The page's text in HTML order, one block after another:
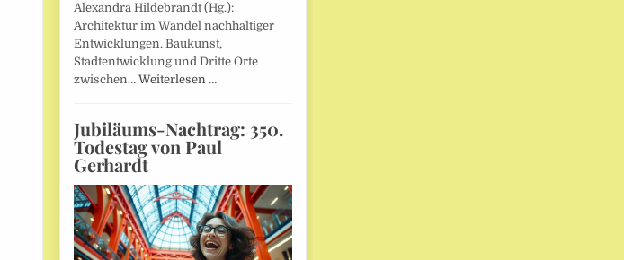
Alexandra Hildebrandt (Hg.):
Architektur im Wandel nachhaltiger
Entwicklungen. Baukunst,
Stadtentwicklung und Dritte Orte
zwischen… Weiterlesen …
Jubiläums-Nachtrag: 350.
Todestag von Paul
Gerhardt